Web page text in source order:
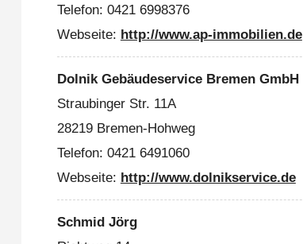
Telefon: 0421 6998376
Webseite: http://www.ap-immobilien.de
Dolnik Gebäudeservice Bremen GmbH
Straubinger Str. 11A
28219 Bremen-Hohweg
Telefon: 0421 6491060
Webseite: http://www.dolnikservice.de
Schmid Jörg